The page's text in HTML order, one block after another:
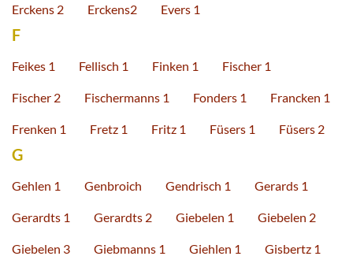
Erckens 2 Erckens2 Evers 1
F
Feikes 1 Fellisch 1 Finken 1 Fischer 1
Fischer 2 Fischermanns 1 Fonders 1 Francken 1
Frenken 1 Fretz 1 Fritz 1 Füsers 1 Füsers 2
G
Gehlen 1 Genbroich Gendrisch 1 Gerards 1
Gerardts 1 Gerardts 2 Giebelen 1 Giebelen 2
Giebelen 3 Giebmanns 1 Giehlen 1 Gisbertz 1